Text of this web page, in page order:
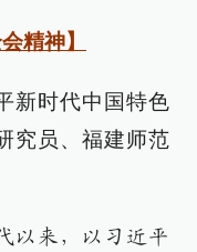
精神】
新时代中国特色
究员、福建师范
以来，以习近平